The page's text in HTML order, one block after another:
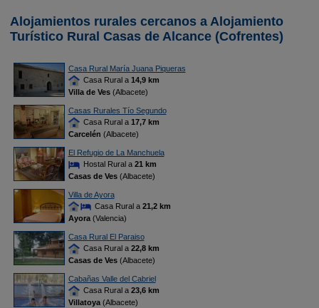
Alojamientos rurales cercanos a Alojamiento
Turístico Rural Casas de Alcance (Cofrentes)
Casa Rural María Juana Piqueras
Casa Rural a 14,9 km
Villa de Ves(Albacete)
Casas Rurales Tío Segundo
Casa Rural a 17,7 km
Carcelén (Albacete)
El Refugio de La Manchuela
Hostal Rural a 21 km
Casas de Ves(Albacete)
Villa de Ayora
Casa Rural a 21,2 km
Ayora(Valencia)
Casa Rural El Paraiso
Casa Rural a 22,8 km
Casas de Ves(Albacete)
Cabañas Valle del Cabriel
Casa Rural a 23,6 km
Villatoya(Albacete)